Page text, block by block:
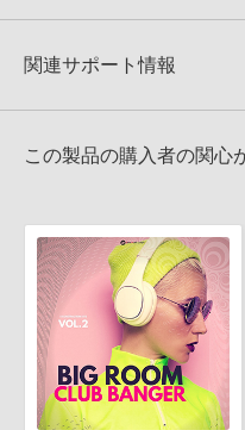
★1
4GBを超えるデータに関する
きます際には、NTFSやHFS
いただく必要がございます。
知らせするメールの2通が送
ます説明に沿って、製品のダ
サンプルパック製品には、
用意しておりません。ご購入
わせなどは
テクニカルサポート
デモソングは、製品収録サウ
めのデモンストレーション
そのものをお使いいただくこ
50%OFF！サマーセール！
関連サポート情報
2022.06.06
おります。ご覧頂くには、該当
TOMORROWLAND EDM
この製品の購入者の関心